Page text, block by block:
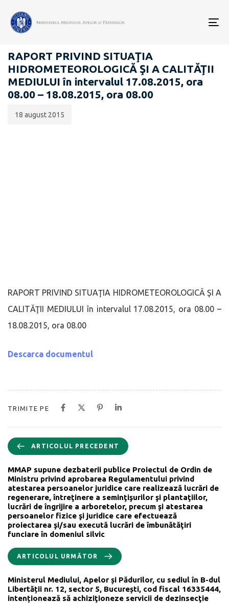
RAPOARTE ZILNICE STAREA MEDIULUI
RAPORT PRIVIND SITUAŢIA
HIDROMETEOROLOGICĂ ŞI A CALITĂŢII
MEDIULUI în intervalul 17.08.2015, ora
08.00 – 18.08.2015, ora 08.00
publicării:
18 august 2015
RAPORT PRIVIND SITUAŢIA HIDROMETEOROLOGICĂ ŞI A
CALITĂŢII MEDIULUI în intervalul 17.08.2015, ora 08.00 –
18.08.2015, ora 08.00
Descarca documentul
TRIMITE PE
ARTICOLUL PRECEDENT
MMAP supune dezbaterii publice Proiectul de Ordin de
Ministru privind aprobarea Regulamentului privind
atestarea persoanelor juridice care realizează lucrări de
regenerare, întreţinere a seminţişurilor şi plantaţiilor,
lucrări de îngrijire a arboretelor, precum şi atestarea
persoanelor fizice şi juridice care efectuează
proiectarea şi/sau execută lucrări de îmbunătăţiri
funciare în domeniul silvic
ARTICOLUL URMĂTOR
Ministerul Mediului, Apelor și Pădurilor, cu sediul în B-dul
Libertății nr. 12, sector 5, București, cod fiscal 16335444,
intenționează să achiziţioneze servicii de dezinsecţie